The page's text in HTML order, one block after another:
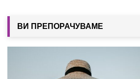
ВИ ПРЕПОРАЧУВАМЕ